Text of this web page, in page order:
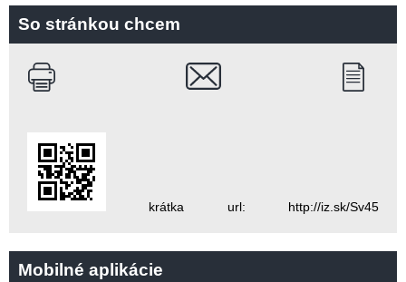
So stránkou chcem
krátka url: http://iz.sk/Sv45
Mobilné aplikácie